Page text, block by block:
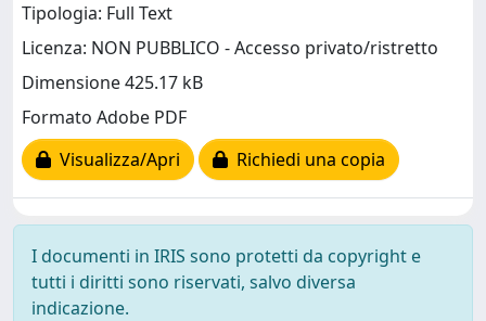
Tipologia: Full Text
Licenza: NON PUBBLICO - Accesso privato/ristretto
Dimensione 425.17 kB
Formato Adobe PDF
Visualizza/Apri
Richiedi una copia
I documenti in IRIS sono protetti da copyright e
tutti i diritti sono riservati, salvo diversa
indicazione.